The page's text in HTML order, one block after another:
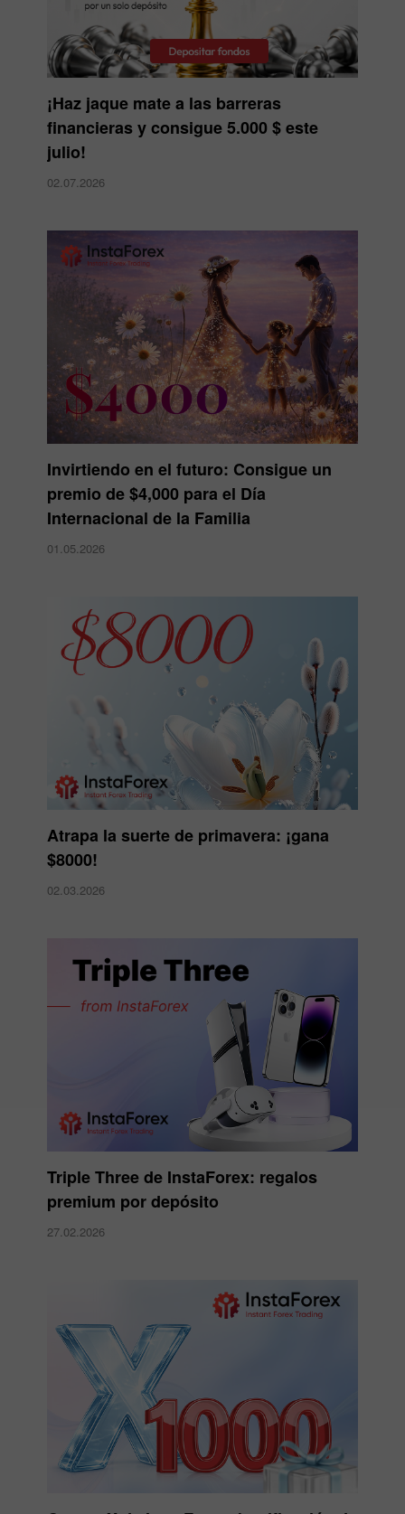
¡Haz jaque mate a las barreras
financieras y consigue 5.000 $ este
julio!
02.07.2026
Invirtiendo en el futuro: Consigue un
premio de $4,000 para el Día
Internacional de la Familia
01.05.2026
Atrapa la suerte de primavera: ¡gana
$8000!
02.03.2026
Triple Three de InstaForex: regalos
premium por depósito
27.02.2026